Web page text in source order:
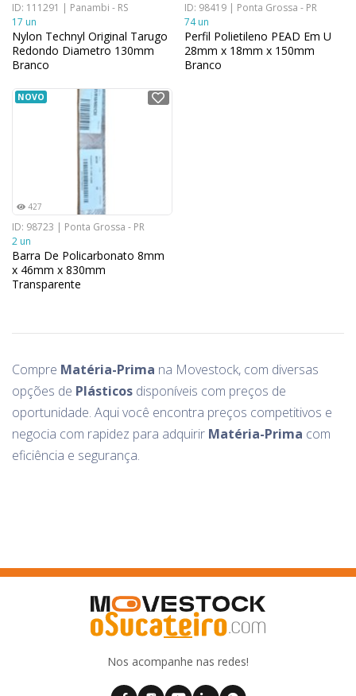
ID: 111291 | Panambi - RS
17 un
Nylon Technyl Original Tarugo
Redondo Diametro 130mm
Branco
ID: 98419 | Ponta Grossa - PR
74 un
Perfil Polietileno PEAD Em U
28mm x 18mm x 150mm
Branco
NOVO
427
ID: 98723 | Ponta Grossa - PR
2 un
Barra De Policarbonato 8mm
x 46mm x 830mm
Transparente
Compre Matéria-Prima na Movestock, com diversas
opções de Plásticos disponíveis com preços de
oportunidade. Aqui você encontra preços competitivos e
negocia com rapidez para adquirir Matéria-Prima com
eficiência e segurança.
Nos acompanhe nas redes!